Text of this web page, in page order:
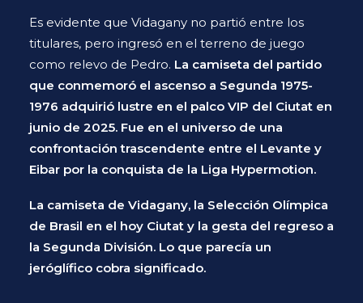
Es evidente que Vidagany no partió entre los
titulares, pero ingresó en el terreno de juego
como relevo de Pedro. La camiseta del partido
que conmemoró el ascenso a Segunda 1975-
1976 adquirió lustre en el palco VIP del Ciutat en
junio de 2025. Fue en el universo de una
confrontación trascendente entre el Levante y
Eibar por la conquista de la Liga Hypermotion.
La camiseta de Vidagany, la Selección Olímpica
de Brasil en el hoy Ciutat y la gesta del regreso a
la Segunda División. Lo que parecía un
jeróglífico cobra significado.